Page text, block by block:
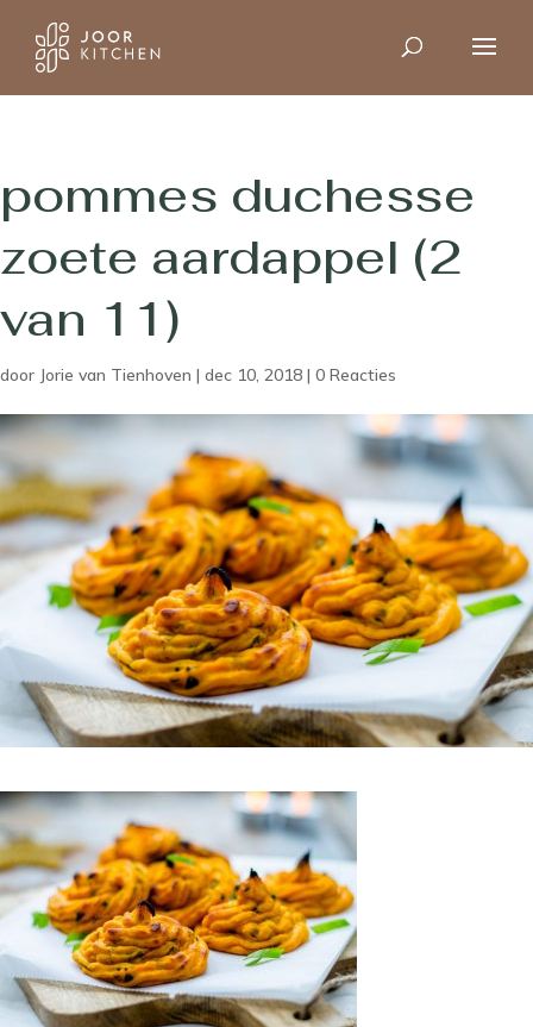
pommes duchesse
zoete aardappel (2
van 11)
door Jorie van Tienhoven | dec 10, 2018 | 0 Reacties